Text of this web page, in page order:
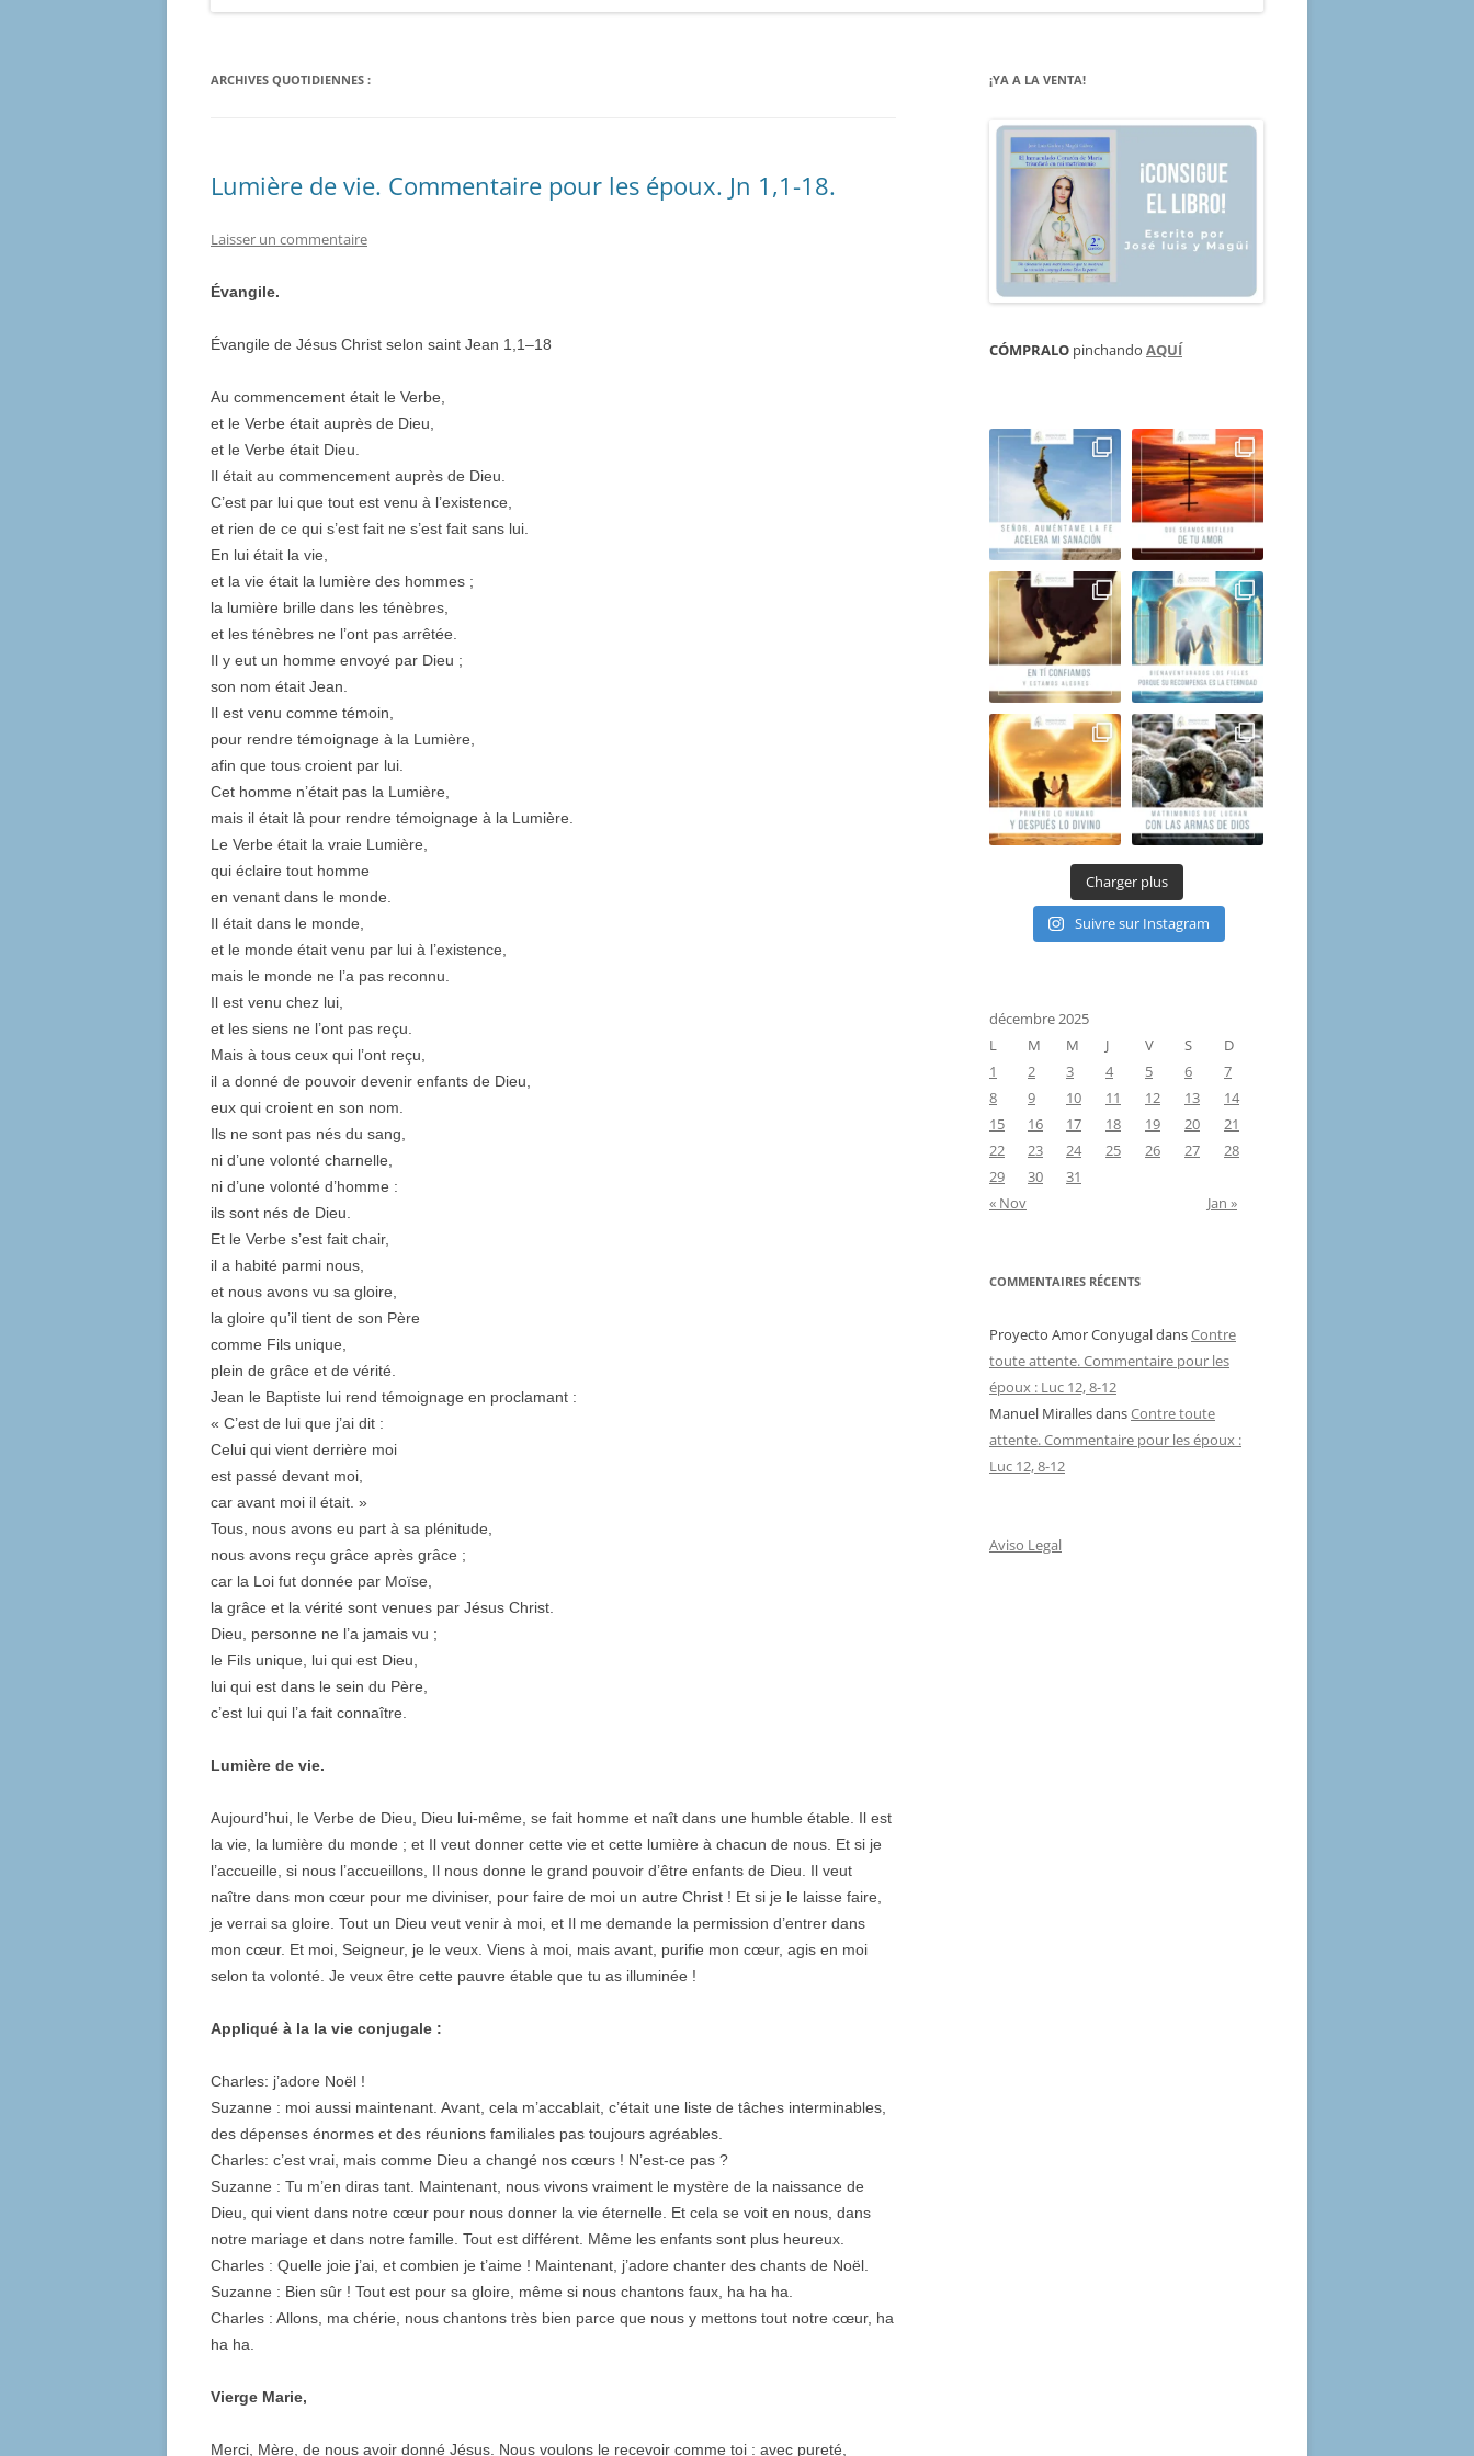
ARCHIVES QUOTIDIENNES :
Lumière de vie. Commentaire pour les époux. Jn 1,1-18.
Laisser un commentaire
Évangile.
Évangile de Jésus Christ selon saint Jean 1,1–18
Au commencement était le Verbe,
et le Verbe était auprès de Dieu,
et le Verbe était Dieu.
Il était au commencement auprès de Dieu.
C’est par lui que tout est venu à l’existence,
et rien de ce qui s’est fait ne s’est fait sans lui.
En lui était la vie,
et la vie était la lumière des hommes ;
la lumière brille dans les ténèbres,
et les ténèbres ne l’ont pas arrêtée.
Il y eut un homme envoyé par Dieu ;
son nom était Jean.
Il est venu comme témoin,
pour rendre témoignage à la Lumière,
afin que tous croient par lui.
Cet homme n’était pas la Lumière,
mais il était là pour rendre témoignage à la Lumière.
Le Verbe était la vraie Lumière,
qui éclaire tout homme
en venant dans le monde.
Il était dans le monde,
et le monde était venu par lui à l’existence,
mais le monde ne l’a pas reconnu.
Il est venu chez lui,
et les siens ne l’ont pas reçu.
Mais à tous ceux qui l’ont reçu,
il a donné de pouvoir devenir enfants de Dieu,
eux qui croient en son nom.
Ils ne sont pas nés du sang,
ni d’une volonté charnelle,
ni d’une volonté d’homme :
ils sont nés de Dieu.
Et le Verbe s’est fait chair,
il a habité parmi nous,
et nous avons vu sa gloire,
la gloire qu’il tient de son Père
comme Fils unique,
plein de grâce et de vérité.
Jean le Baptiste lui rend témoignage en proclamant :
« C’est de lui que j’ai dit :
Celui qui vient derrière moi
est passé devant moi,
car avant moi il était. »
Tous, nous avons eu part à sa plénitude,
nous avons reçu grâce après grâce ;
car la Loi fut donnée par Moïse,
la grâce et la vérité sont venues par Jésus Christ.
Dieu, personne ne l’a jamais vu ;
le Fils unique, lui qui est Dieu,
lui qui est dans le sein du Père,
c’est lui qui l’a fait connaître.
Lumière de vie.
Aujourd’hui, le Verbe de Dieu, Dieu lui-même, se fait homme et naît dans une humble étable. Il est
la vie, la lumière du monde ; et Il veut donner cette vie et cette lumière à chacun de nous. Et si je
l’accueille, si nous l’accueillons, Il nous donne le grand pouvoir d’être enfants de Dieu. Il veut
naître dans mon cœur pour me diviniser, pour faire de moi un autre Christ ! Et si je le laisse faire,
je verrai sa gloire. Tout un Dieu veut venir à moi, et Il me demande la permission d’entrer dans
mon cœur. Et moi, Seigneur, je le veux. Viens à moi, mais avant, purifie mon cœur, agis en moi
selon ta volonté. Je veux être cette pauvre étable que tu as illuminée !
Appliqué à la la vie conjugale :
Charles: j’adore Noël !
Suzanne : moi aussi maintenant. Avant, cela m’accablait, c’était une liste de tâches interminables,
des dépenses énormes et des réunions familiales pas toujours agréables.
Charles: c’est vrai, mais comme Dieu a changé nos cœurs ! N’est-ce pas ?
Suzanne : Tu m’en diras tant. Maintenant, nous vivons vraiment le mystère de la naissance de
Dieu, qui vient dans notre cœur pour nous donner la vie éternelle. Et cela se voit en nous, dans
notre mariage et dans notre famille. Tout est différent. Même les enfants sont plus heureux.
Charles : Quelle joie j’ai, et combien je t’aime ! Maintenant, j’adore chanter des chants de Noël.
Suzanne : Bien sûr ! Tout est pour sa gloire, même si nous chantons faux, ha ha ha.
Charles : Allons, ma chérie, nous chantons très bien parce que nous y mettons tout notre cœur, ha
ha ha.
Vierge Marie,
Merci, Mère, de nous avoir donné Jésus. Nous voulons le recevoir comme toi : avec pureté,
¡YA A LA VENTA!
CÓMPRALO pinchando AQUÍ
Charger plus
Suivre sur Instagram
décembre 2025
L
M M J V S
D
1
2 3 4 5 6
7
8
9 10 11 12 13
14
15
16 17 18 19 20
21
22
23 24 25 26 27
28
29
30
31
« Nov
Jan »
COMMENTAIRES RÉCENTS
Proyecto Amor ConyugaldansContre
toute attente. Commentaire pour les
époux : Luc 12, 8-12
Manuel MirallesdansContre toute
attente. Commentaire pour les époux :
Luc 12, 8-12
Aviso Legal